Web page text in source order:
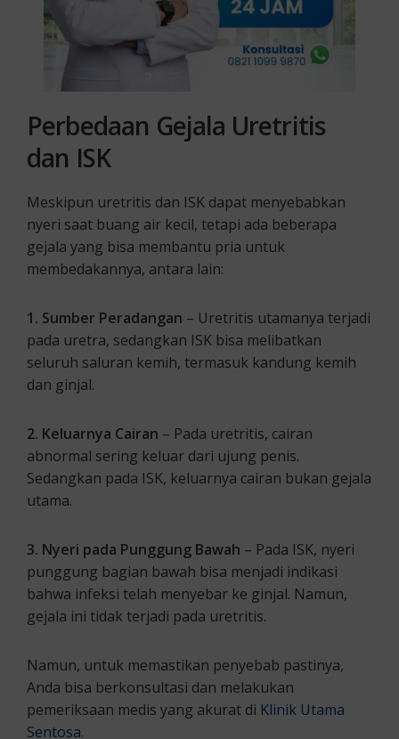
Perbedaan Gejala Uretritis
dan ISK
Meskipun uretritis dan ISK dapat menyebabkan
nyeri saat buang air kecil, tetapi ada beberapa
gejala yang bisa membantu pria untuk
membedakannya, antara lain:
1. Sumber Peradangan – Uretritis utamanya terjadi
pada uretra, sedangkan ISK bisa melibatkan
seluruh saluran kemih, termasuk kandung kemih
dan ginjal.
2. Keluarnya Cairan – Pada uretritis, cairan
abnormal sering keluar dari ujung penis.
Sedangkan pada ISK, keluarnya cairan bukan gejala
utama.
3. Nyeri pada Punggung Bawah – Pada ISK, nyeri
punggung bagian bawah bisa menjadi indikasi
bahwa infeksi telah menyebar ke ginjal. Namun,
gejala ini tidak terjadi pada uretritis.
Namun, untuk memastikan penyebab pastinya,
Anda bisa berkonsultasi dan melakukan
pemeriksaan medis yang akurat di Klinik Utama
Sentosa.